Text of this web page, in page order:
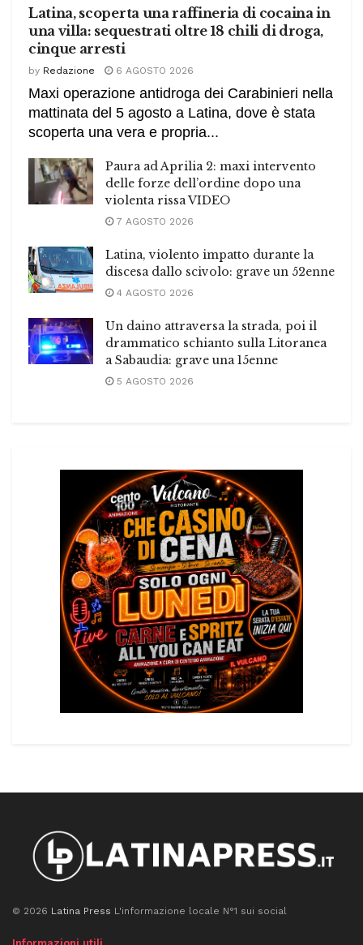
Latina, scoperta una raffineria di cocaina in
una villa: sequestrati oltre 18 chili di droga,
cinque arresti
by Redazione 6 AGOSTO 2026
Maxi operazione antidroga dei Carabinieri nella
mattinata del 5 agosto a Latina, dove è stata
scoperta una vera e propria...
Paura ad Aprilia 2: maxi intervento
delle forze dell’ordine dopo una
violenta rissa VIDEO
7 AGOSTO 2026
Latina, violento impatto durante la
discesa dallo scivolo: grave un 52enne
4 AGOSTO 2026
Un daino attraversa la strada, poi il
drammatico schianto sulla Litoranea
a Sabaudia: grave una 15enne
5 AGOSTO 2026
© 2026 Latina Press L'informazione locale N°1 sui social